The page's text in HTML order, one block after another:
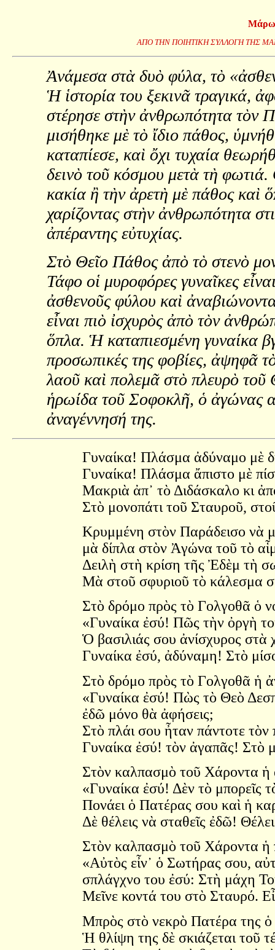
Μάρω
ΑΠΟ ΤΗΝ ΠΟΙΗΤΙΚΗ ΣΥΛΛΟΓΗ ΤΗΣ
Ἀνάμεσα στὰ δυὸ φύλα, τὸ
Ἡ ἱστορία του ξεκινᾶ τραγικά,
στέρησε στὴν ἀνθρωπότητα τὸν
μισήθηκε μὲ τὸ ἴδιο πάθος,
καταπίεσε, καὶ ὄχι τυχαία
δεινὸ τοῦ κόσμου μετὰ τὴ
κακία ἢ τὴν ἀρετὴ μὲ πάθος καὶ
χαρίζοντας στὴν ἀνθρωπότητα
ἀπέραντης εὐτυχίας.
Στὸ Θεῖο Πάθος ἀπὸ τὸ στενὸ
Τάφο οἱ μυροφόρες γυναῖκες
ἀσθενοῦς φύλου καὶ
εἶναι πιὸ ἰσχυρὸς ἀπὸ τὸν
ὅπλα. Ἡ καταπιεσμένη γυναίκα
προσωπικές της φοβίες, ἀψηφᾶ
λαοῦ καὶ πολεμᾶ στὸ πλευρὸ
ἡρωίδα τοῦ Σοφοκλῆ, ὁ ἀγώνας
ἀναγέννησή της.
Γυναίκα! Πλάσμα ἀδύναμο μὲ
Γυναίκα! Πλάσμα ἄπιστο μὲ
Μακριὰ ἀπ᾿ τὸ Διδάσκαλο κι
Στὸ μονοπάτι τοῦ Σταυροῦ,
Κρυμμένη στὸν Παράδεισο νὰ
μὰ δίπλα στὸν Ἀγώνα τοῦ τὸ
Δειλὴ στὴ κρίση τῆς Ἐδὲμ τὴ
Μὰ στοῦ σφυριοῦ τὸ κάλεσμα
Στὸ δρόμο πρὸς τὸ Γολγοθᾶ ὁ
«Γυναίκα ἐσύ! Πῶς τὴν ὀργὴ
Ὁ βασιλιάς σου ἀνίσχυρος στὰ
Γυναίκα ἐσύ, ἀδύναμη! Στὸ
Στὸ δρόμο πρὸς τὸ Γολγοθᾶ ἡ
«Γυναίκα ἐσύ! Πὼς τὸ Θεὸ
ἐδῶ μόνο θὰ ἀφήσεις;
Στὸ πλάι σου ἦταν πάντοτε τὸν
Γυναίκα ἐσύ! τὸν ἀγαπᾶς! Στὸ
Στὸν καλπασμὸ τοῦ Χάροντα ἡ
«Γυναίκα ἐσύ! Δὲν τὸ μπορεῖς
Πονάει ὁ Πατέρας σου καὶ ἡ
Δὲ θέλεις νὰ σταθεῖς ἐδῶ!
Στὸν καλπασμὸ τοῦ Χάροντα ἡ
«Αὐτὸς εἶν᾿ ὁ Σωτήρας σου,
σπλάγχνο του ἐσύ: Στὴ μάχη
Μεῖνε κοντά του στὸ Σταυρό.
Μπρὸς στὸ νεκρὸ Πατέρα της
Ἡ θλίψη της δὲ σκιάζεται τοῦ